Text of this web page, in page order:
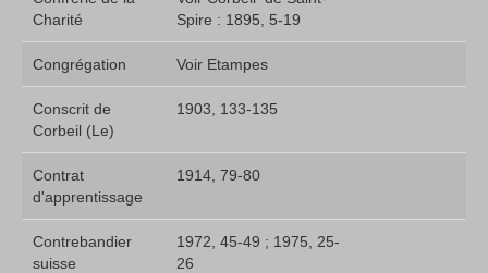
Charité
Spire : 1895, 5-19
Congrégation Voir Etampes
Conscrit de
Corbeil (Le)
1903, 133-135
Contrat
d'apprentissage
1914, 79-80
Contrebandier
suisse
1972, 45-49 ; 1975, 25-
26